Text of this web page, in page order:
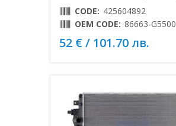
CODE: 425604892
OEM CODE: 86663-G5500
52 € / 101.70 лв.